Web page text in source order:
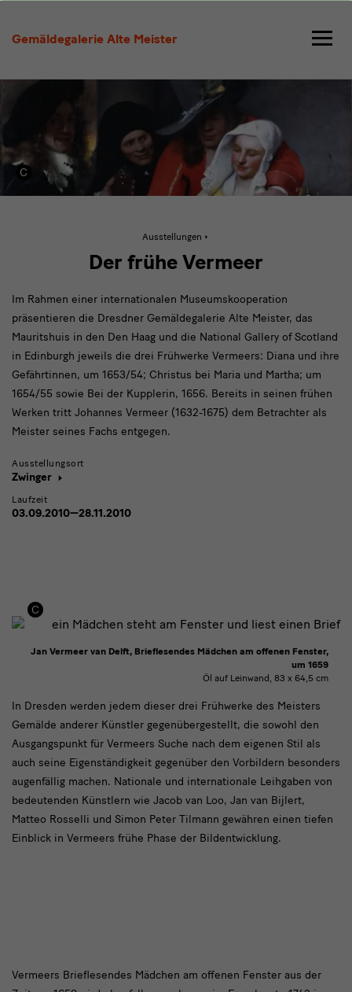
Gemäldegalerie Alte Meister
frühe
Vermeer
Ausstellungen
frühe
Der frühe Vermeer
Im Rahmen einer internationalen Museumskooperation
präsentieren die Dresdner Gemäldegalerie Alte Meister, das
Mauritshuis in den Den Haag und die National Gallery of Scotland
in Edinburgh jeweils die drei Frühwerke Vermeers: Diana und ihre
Gefährtinnen, um 1653/54; Christus bei Maria und Martha; um
1654/55 sowie Bei der Kupplerin, 1656. Bereits in seinen frühen
Werken tritt Johannes Vermeer (1632-1675) dem Betrachter als
Meister seines Fachs entgegen.
Ausstellungsort
Zwinger
Laufzeit
03.09.2010—28.11.2010
text1
In Dresden werden jedem dieser drei Frühwerke des Meisters
Gemälde anderer Künstler gegenübergestellt, die sowohl den
Ausgangspunkt für Vermeers Suche nach dem eigenen Stil als
auch seine Eigenständigkeit gegenüber den Vorbildern besonders
augenfällig machen. Nationale und internationale Leihgaben von
bedeutenden Künstlern wie Jacob van Loo, Jan van Bijlert,
Matteo Rosselli und Simon Peter Tilmann gewähren einen tiefen
Einblick in Vermeers frühe Phase der Bildentwicklung.
Jan Vermeer van Delft, Brieflesendes Mädchen am offenen Fenster,
um 1659
Öl auf Leinwand, 83 x 64,5 cm
text2
Vermeers Brieflesendes Mädchen am offenen Fenster aus der